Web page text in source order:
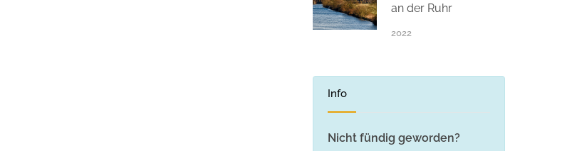
an der Ruhr
2022
Info
Nicht fündig geworden?